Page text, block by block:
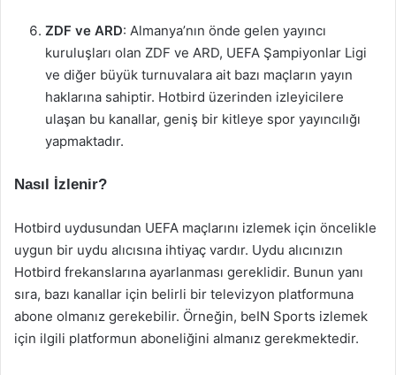
ZDF ve ARD: Almanya’nın önde gelen yayıncı
kuruluşları olan ZDF ve ARD, UEFA Şampiyonlar Ligi
ve diğer büyük turnuvalara ait bazı maçların yayın
haklarına sahiptir. Hotbird üzerinden izleyicilere
ulaşan bu kanallar, geniş bir kitleye spor yayıncılığı
yapmaktadır.
Nasıl İzlenir?
Hotbird uydusundan UEFA maçlarını izlemek için öncelikle
uygun bir uydu alıcısına ihtiyaç vardır. Uydu alıcınızın
Hotbird frekanslarına ayarlanması gereklidir. Bunun yanı
sıra, bazı kanallar için belirli bir televizyon platformuna
abone olmanız gerekebilir. Örneğin, beIN Sports izlemek
için ilgili platformun aboneliğini almanız gerekmektedir.